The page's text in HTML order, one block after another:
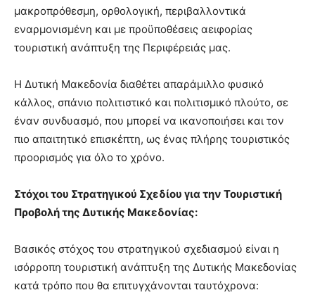
μακροπρόθεσμη, ορθολογική, περιβαλλοντικά
εναρμονισμένη και µε προϋποθέσεις αειφορίας
τουριστική ανάπτυξη της Περιφέρειάς μας.
Η Δυτική Μακεδονία διαθέτει απαράμιλλο φυσικό
κάλλος, σπάνιο πολιτιστικό και πολιτισμικό πλούτο, σε
έναν συνδυασμό, που μπορεί να ικανοποιήσει και τον
πιο απαιτητικό επισκέπτη, ως ένας πλήρης τουριστικός
προορισμός για όλο το χρόνο.
Στόχοι του Στρατηγικού Σχεδίου για την Τουριστική
Προβολή της Δυτικής Μακεδονίας:
Βασικός στόχος του στρατηγικού σχεδιασμού είναι η
ισόρροπη τουριστική ανάπτυξη της Δυτικής Μακεδονίας
κατά τρόπο που θα επιτυγχάνονται ταυτόχρονα: